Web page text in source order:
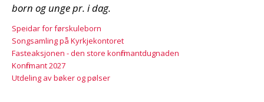
born og unge pr. i dag.
Speidar for førskuleborn
Songsamling på Kyrkjekontoret
Fasteaksjonen - den store konfirmantdugnaden
Konfirmant 2027
Utdeling av bøker og pølser